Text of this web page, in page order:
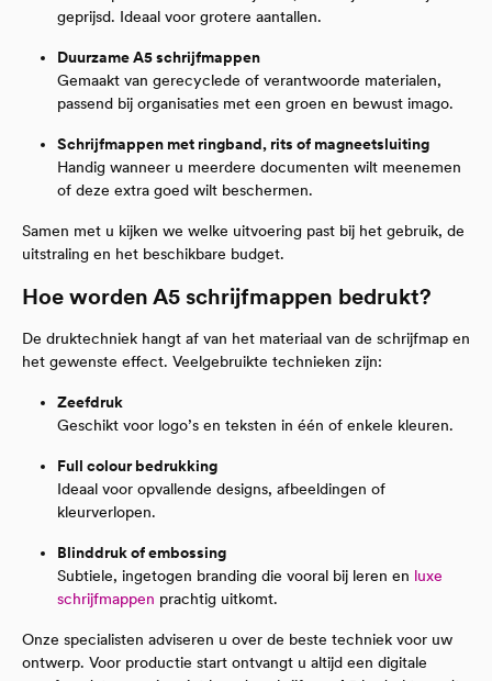
geprijsd. Ideaal voor grotere aantallen.
Duurzame A5 schrijfmappen
Gemaakt van gerecyclede of verantwoorde materialen,
passend bij organisaties met een groen en bewust imago.
Schrijfmappen met ringband, rits of magneetsluiting
Handig wanneer u meerdere documenten wilt meenemen
of deze extra goed wilt beschermen.
Samen met u kijken we welke uitvoering past bij het gebruik, de
uitstraling en het beschikbare budget.
Hoe worden A5 schrijfmappen bedrukt?
De druktechniek hangt af van het materiaal van de schrijfmap en
het gewenste effect. Veelgebruikte technieken zijn:
Zeefdruk
Geschikt voor logo’s en teksten in één of enkele kleuren.
Full colour bedrukking
Ideaal voor opvallende designs, afbeeldingen of
kleurverlopen.
Blinddruk of embossing
Subtiele, ingetogen branding die vooral bij leren en luxe
schrijfmappen prachtig uitkomt.
Onze specialisten adviseren u over de beste techniek voor uw
ontwerp. Voor productie start ontvangt u altijd een digitale